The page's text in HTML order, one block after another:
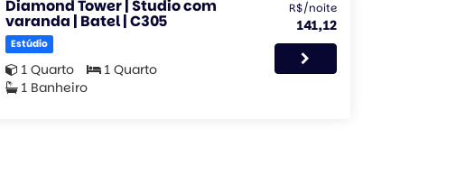
Diamond Tower | Studio com
varanda | Batel | C305
Estúdio
1 Quarto
1 Quarto
1 Banheiro
R$/noite
141,12